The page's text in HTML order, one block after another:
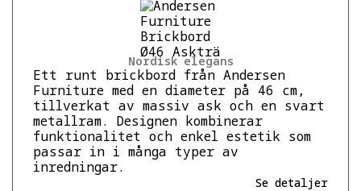
Nordisk elegans
Ett runt brickbord från Andersen
Furniture med en diameter på 46 cm,
tillverkat av massiv ask och en svart
metallram. Designen kombinerar
funktionalitet och enkel estetik som
passar in i många typer av
inredningar.
Se detaljer